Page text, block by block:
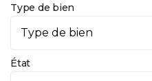
Type de bien
État